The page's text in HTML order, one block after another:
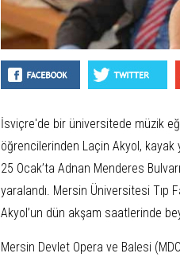
İsviçre'de bir üniversitede müzik
öğrencilerinden Laçin Akyol, kayak
25 Ocak’ta Adnan Menderes
yaralandı. Mersin Üniversitesi Tıp
Akyol’un dün akşam saatlerinde
Mersin Devlet Opera ve Balesi